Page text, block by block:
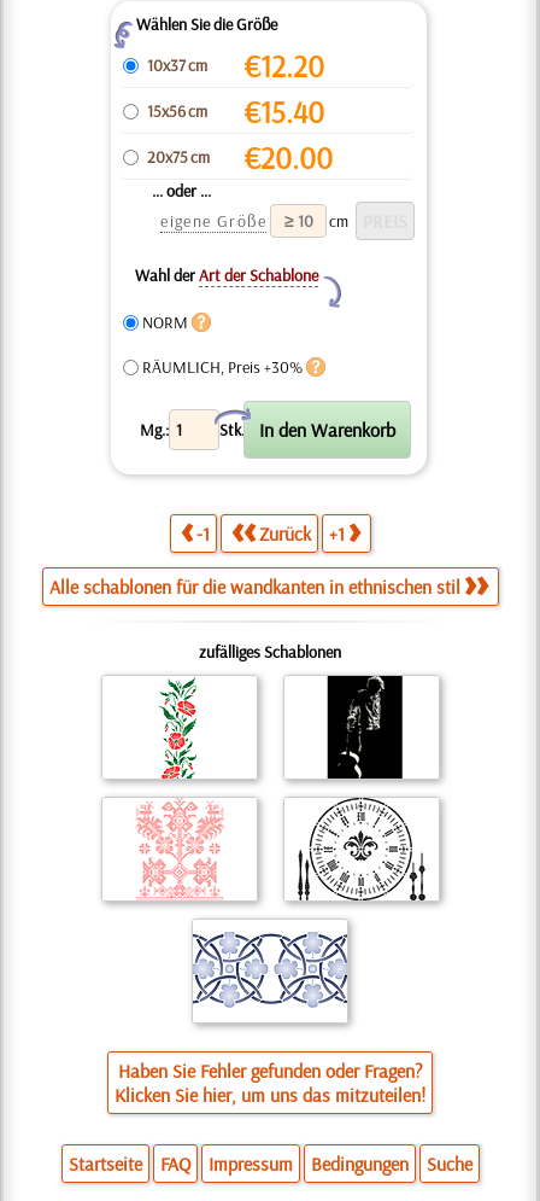
ZWählen Sie die Größe
10x37 cm
€12.20
15x56 cm €15.40
20x75 cm €20.00
... oder ...
eigene Größe
cm
Wahl derArt der Schablone
Y
NORM
RÄUMLICH, Preis +30%
Mg.: Stk.
X
-1 Zurück +1
Alle schablonen für die wandkanten in ethnischen stil
zufälliges Schablonen
Haben Sie Fehler gefunden oder Fragen?
Klicken Sie hier, um uns das mitzuteilen!
Startseite FAQ Impressum Bedingungen Suche